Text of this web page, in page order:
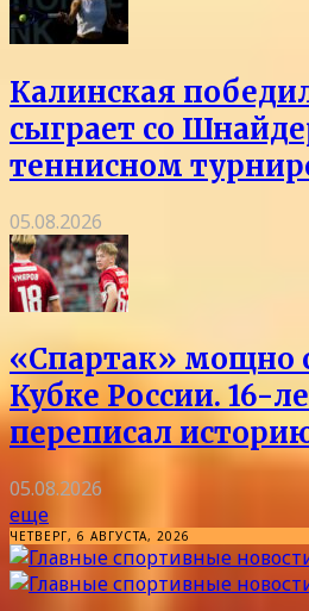
Калинская
сыграет со
теннисном
05.08.2026
«Спартак» мощно
Кубке России. 16-
переписал
05.08.2026
еще
ЧЕТВЕРГ, 6 АВГУСТА, 2026